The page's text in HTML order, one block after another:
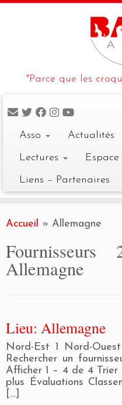
to
"Parce que les
Asso Actualités
Lectures
Liens – Partenaires
Accueil » Allemagne
Allemagne
Lieu: Allemagne
Nord-Est 1 Nord-
Rechercher un
Afficher 1 – 4 de 4
plus Évaluations
[…]